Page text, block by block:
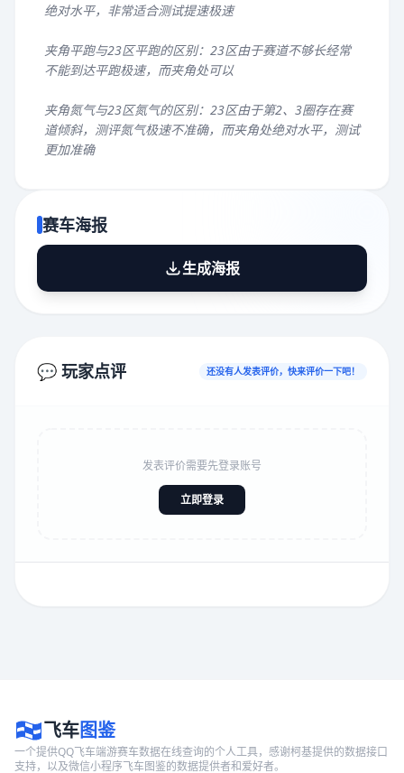
绝对水平，非常适合测试提速极速
夹角平跑与23区平跑的区别：23区由于赛道不够长经常
不能到达平跑极速，而夹角处可以
夹角氮气与23区氮气的区别：23区由于第2、3圈存在赛
道倾斜，测评氮气极速不准确，而夹角处绝对水平，测试
更加准确
赛车海报
生成海报
💬 玩家点评 还没有人发表评价，快来评价一下吧！
发表评价需要先登录账号
立即登录
飞车图鉴
一个提供QQ飞车端游赛车数据在线查询的个人工具，感谢柯基提供的数据接口
支持，以及微信小程序飞车图鉴的数据提供者和爱好者。